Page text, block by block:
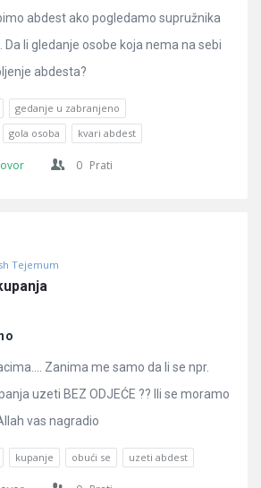
abdest ako pogledamo supružnika
li gledanje osobe koja nema na sebi
abdesta?
gedanje u zabranjeno
gola osoba kvari abdest
0 Prati
Tejemum
Zanima me samo da li se npr.
uzeti BEZ ODJEĆE ?? Ili se moramo
vas nagradio
kupanje obući se uzeti abdest